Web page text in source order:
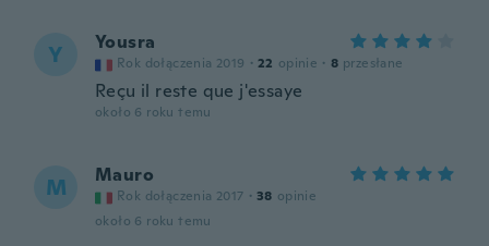
Y Yousra
Rok dołączenia 2019 · 22 opinie · 8 przesłane
Reçu il reste que j'essaye
około 6 roku temu
M Mauro
Rok dołączenia 2017 · 38 opinie
około 6 roku temu